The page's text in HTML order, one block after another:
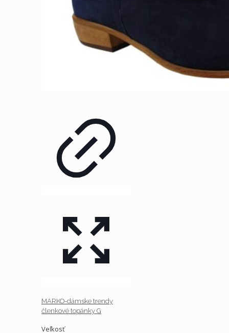
MARKO-dámske trendy
členkové topánky G
Veľkosť